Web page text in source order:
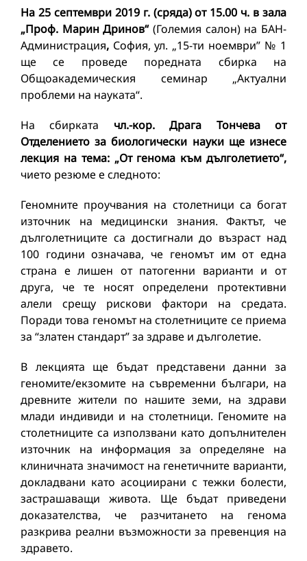
На 25 септември2019г. (сряда) от 15.00 ч. в зала
„Проф. Марин Дринов“ (Големия салон) на БАН-
Администрация, София, ул. „15-ти ноември” № 1
ще се проведе поредната сбирка на
Общоакадемическия семинар „Актуални
проблеми на науката“.
На сбирката чл.-кор. Драга Тончева от
Отделението за биологически науки ще изнесе
лекция на тема: „От генома към дълголетието“,
чието резюме е следното:
Геномните проучвания на столетници са богат
източник на медицински знания. Фактът, че
дълголетниците са достигнали до възраст над
100 години означава, че геномът им от една
страна е лишен от патогенни варианти и от
друга, че те носят определени протективни
алели срещу рискови фактори на средата.
Поради това геномът на столетниците се приема
за “златен стандарт” за здраве и дълголетие.
В лекцията ще бъдат представени данни за
геномите/екзомите на съвременни българи, на
древните жители по нашите земи, на здрави
млади индивиди и на столетници. Геномите на
столетниците са използвани като допълнителен
източник на информация за определяне на
клиничната значимост на генетичните варианти,
докладвани като асоциирани с тежки болести,
застрашаващи живота. Ще бъдат приведени
доказателства, че разчитането на генома
разкрива реални възможности за превенция на
здравето.